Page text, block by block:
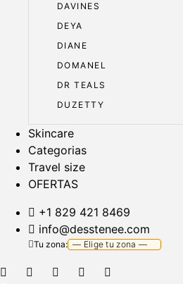
DAVINES
DEYA
DIANE
DOMANEL
DR TEALS
DUZETTY
Skincare
Categorias
Travel size
OFERTAS
+1 829 421 8469
info@desstenee.com
Tu zona: